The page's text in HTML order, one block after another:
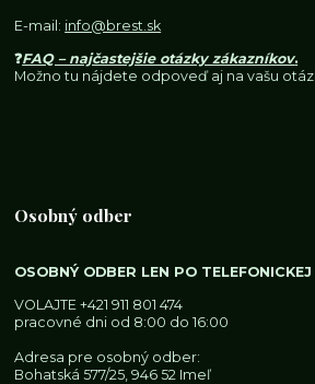
E-mail: info@brest.sk
❓FAQ – najčastejšie otázky zákazníkov.
Možno tu nájdete odpoveď aj na vašu
Osobný odber
OSOBNÝ ODBER LEN PO
VOLAJTE+421 911 801 474
pracovné dni od 8:00 do 16:00
Adresa pre osobný odber:
Bohatská 577/25, 946 52 Imeľ